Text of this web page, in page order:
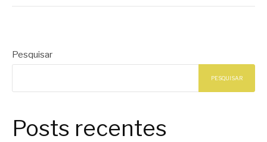
Pesquisar
PESQUISAR
Posts recentes